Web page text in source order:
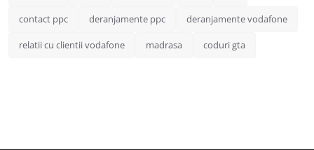
contact ppc deranjamente ppc deranjamente vodafone
relatii cu clientii vodafone madrasa coduri gta